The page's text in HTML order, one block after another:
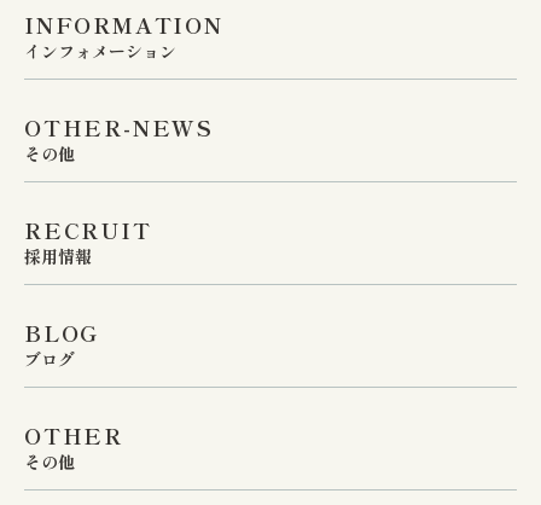
た環境を整えています。
診察を担当し、痔核や裂
肛、痔瘻などの症状から原
因不明の痛みやかゆみま
ます。些細なお悩みでも構
ず、ぜひ一度お気軽にお立
ち寄りください。
（月）午前9時より、通常
を服用されている患者さま
INFORMATION
インフォメーション
OTHER-NEWS
その他
RECRUIT
採用情報
BLOG
ブログ
OTHER
その他